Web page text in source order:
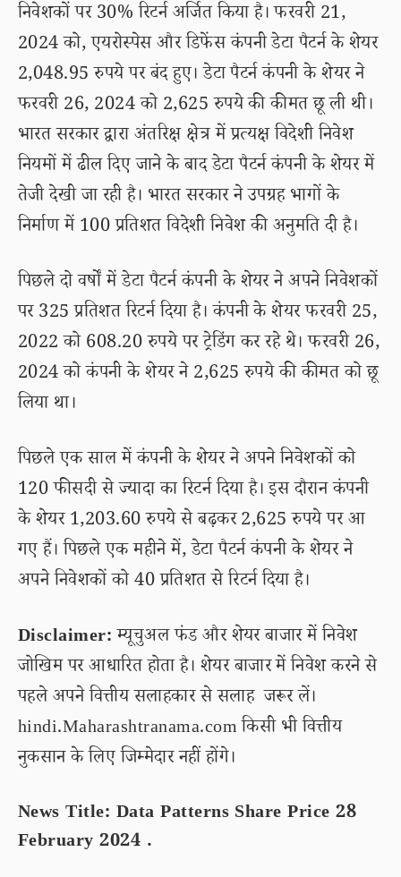
निवेशकों पर 30% रिटर्न अर्जित किया है। फरवरी 21,
2024 को, एयरोस्पेस और डिफेंस कंपनी डेटा पैटर्न के शेयर
2,048.95 रुपये पर बंद हुए। डेटा पैटर्न कंपनी के शेयर ने
फरवरी 26, 2024 को 2,625 रुपये की कीमत छू ली थी।
भारत सरकार द्वारा अंतरिक्ष क्षेत्र में प्रत्यक्ष विदेशी निवेश
नियमों में ढील दिए जाने के बाद डेटा पैटर्न कंपनी के शेयर में
तेजी देखी जा रही है। भारत सरकार ने उपग्रह भागों के
निर्माण में 100 प्रतिशत विदेशी निवेश की अनुमति दी है।
पिछले दो वर्षों में डेटा पैटर्न कंपनी के शेयर ने अपने निवेशकों
पर 325 प्रतिशत रिटर्न दिया है। कंपनी के शेयर फरवरी 25,
2022 को 608.20 रुपये पर ट्रेडिंग कर रहे थे। फरवरी 26,
2024 को कंपनी के शेयर ने 2,625 रुपये की कीमत को छू
लिया था।
पिछले एक साल में कंपनी के शेयर ने अपने निवेशकों को
120 फीसदी से ज्यादा का रिटर्न दिया है। इस दौरान कंपनी
के शेयर 1,203.60 रुपये से बढ़कर 2,625 रुपये पर आ
गए हैं। पिछले एक महीने में, डेटा पैटर्न कंपनी के शेयर ने
अपने निवेशकों को 40 प्रतिशत से रिटर्न दिया है।
Disclaimer:म्यूचुअल फंड और शेयर बाजार में निवेश
जोखिम पर आधारित होता है। शेयर बाजार में निवेश करने से
पहले अपने वित्तीय सलाहकार से सलाह जरूर लें।
hindi.Maharashtranama.com किसी भी वित्तीय
नुकसान के लिए जिम्मेदार नहीं होंगे।
News Title: Data Patterns Share Price 28
February 2024 .